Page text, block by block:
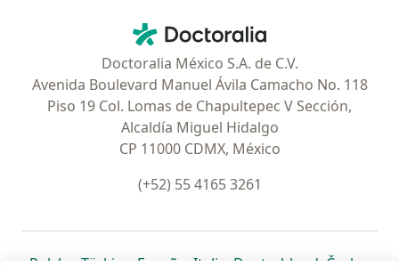
Doctoralia - Página de inicio
Doctoralia México S.A. de C.V.
Avenida Boulevard Manuel Ávila Camacho No. 118
Piso 19 Col. Lomas de Chapultepec V Sección,
Alcaldía Miguel Hidalgo
CP 11000 CDMX, México
(+52) 55 4165 3261
se abre en una nueva pestaña
se abre en una nueva pestaña
se abre en una nueva pestaña
se abre en una nueva
se abre en